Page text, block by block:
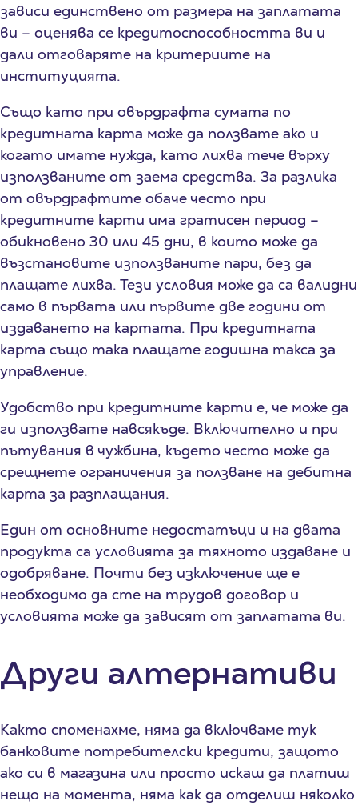
зависи единствено от размера на заплатата
ви – оценява се кредитоспособността ви и
дали отговаряте на критериите на
институцията.
Също като при овърдрафта сумата по
кредитната карта може да ползвате ако и
когато имате нужда, като лихва тече върху
използваните от заема средства. За разлика
от овърдрафтите обаче често при
кредитните карти има гратисен период –
обикновено 30 или 45 дни, в които може да
възстановите използваните пари, без да
плащате лихва. Тези условия може да са валидни
само в първата или първите две години от
издаването на картата. При кредитната
карта също така плащате годишна такса за
управление.
Удобство при кредитните карти е, че може да
ги използвате навсякъде. Включително и при
пътувания в чужбина, където често може да
срещнете ограничения за ползване на дебитна
карта за разплащания.
Един от основните недостатъци и на двата
продукта са условията за тяхното издаване и
одобряване. Почти без изключение ще е
необходимо да сте на трудов договор и
условията може да зависят от заплатата ви.
Други алтернативи
Както споменахме, няма да включваме тук
банковите потребителски кредити, защото
ако си в магазина или просто искаш да платиш
нещо на момента, няма как да отделиш няколко